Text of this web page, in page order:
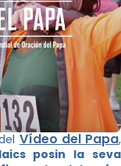
Vídeo del Papa,
posin la seva